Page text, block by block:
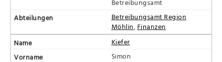
Betreibungsamt
Betreibungsamt Region
Möhlin, Finanzen
Kiefer
Simon